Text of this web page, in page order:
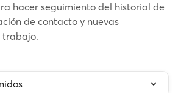
hacer seguimiento del historial de
de contacto y nuevas
trabajo.